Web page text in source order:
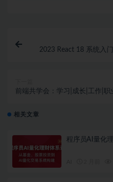
2023 React 18 系统入
前端共学会：学习|成长|工作|职
相关文章
程序员AI量化